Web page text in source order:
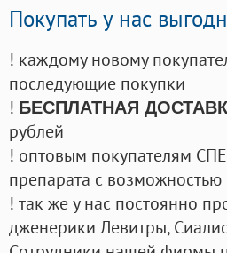
Покупать у нас
! каждому новому
последующие покупки
! БЕСПЛАТНАЯ
рублей
! оптовым покупателям
препарата с
! так же у нас постоянно
дженерики Левитры,